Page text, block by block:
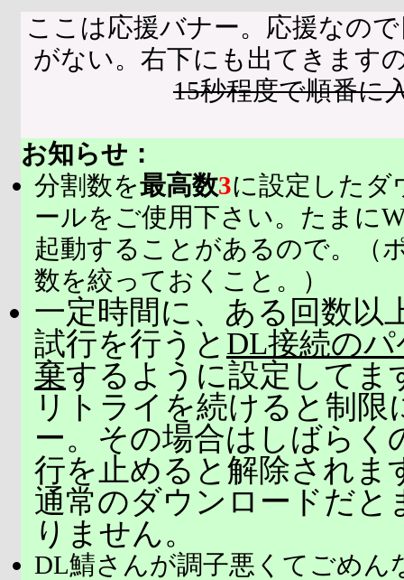
ここは応援バナー。応援なの
がない。右下にも出てきます
15秒程度で順番に
お知らせ：
分割数を最高数3に設定したダ
ールをご使用下さい。たまに
起動することがあるので。（
数を絞っておくこと。）
一定時間に、ある回数以
試行を行うと DL接続の
棄するように設定してま
リトライを続けると制限
ー。その場合はしばらく
行を止めると解除されま
通常のダウンロードだと
りません。
DL鯖さんが調子悪くてごめん